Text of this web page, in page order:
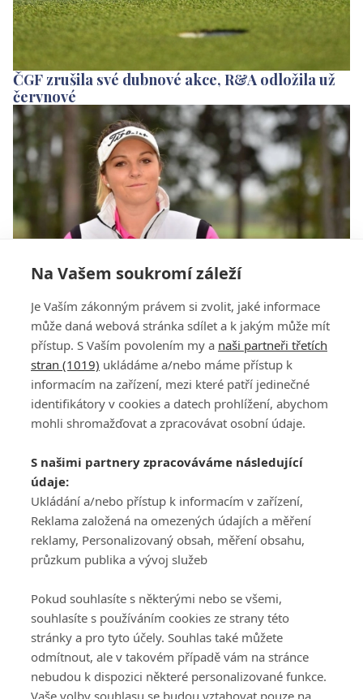
Na Vašem soukromí záleží
Je Vaším zákonným právem si zvolit, jaké informace
může daná webová stránka sdílet a k jakým může mít
přístup. S Vaším povolením my a naši partneři třetích
stran (1019) ukládáme a/nebo máme přístup k
informacím na zařízení, mezi které patří jedinečné
identifikátory v cookies a datech prohlížení, abychom
mohli shromažďovat a zpracovávat osobní údaje.
S našimi partnery zpracováváme následující
údaje:
Ukládání a/nebo přístup k informacím v zařízení,
Reklama založená na omezených údajích a měření
reklamy, Personalizovaný obsah, měření obsahu,
průzkum publika a vývoj služeb
Pokud souhlasíte s některými nebo se všemi,
souhlasíte s používáním cookies ze strany této
stránky a pro tyto účely. Souhlas také můžete
odmítnout, ale v takovém případě vám na stránce
nebudou k dispozici některé personalizované funkce.
Vaše volby souhlasu se budou vztahovat pouze na
ČGF zrušila své dubnové akce, R&A odložila už
červnové
Vlčková bude bez turnajů do půlky června, LPGA
mění Q-School
Všeobecné obchodní
podmínky služby
GolfExtra.cz Premium
Podmínky zpracování
osobních údajů při
GolfExtra
Ceník GolfExtra.cz
Premium
Doporučené odkazy
ATV CZ, s.r.o.
140 00 Praha 4